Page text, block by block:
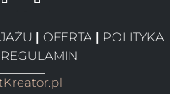
| OFERTA| POLITYKA